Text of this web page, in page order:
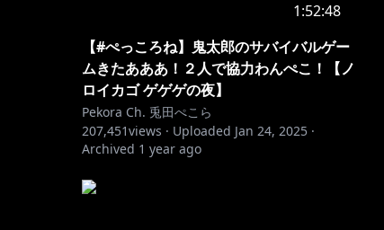
1:52:48
【#ぺっころね】鬼太郎のサバイバルゲー
ムきたあああ！２人で協力わんぺこ！【ノ
ロイカゴ ゲゲゲの夜】
Pekora Ch. 兎田ぺこら
207,451views · Uploaded Jan 24, 2025 ·
Archived 1 year ago